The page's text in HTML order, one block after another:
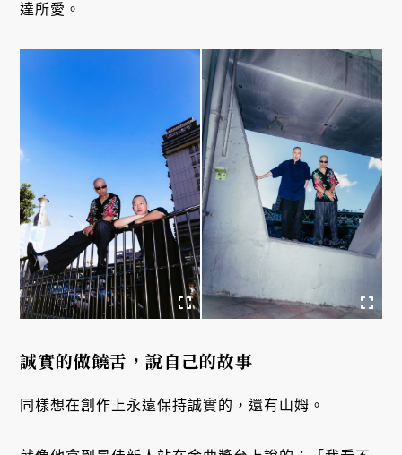
達所愛。
誠實的做饒舌，說自己的故事
同樣想在創作上永遠保持誠實的，還有山姆。